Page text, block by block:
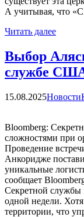
А учитывая, что
Читать далее
Выбор
службе
15.08.2025Новости
Bloomberg:
сложностями при
Проведение
Анкоридже
уникальные
сообщает
Секретной
одной недели.
территории, что